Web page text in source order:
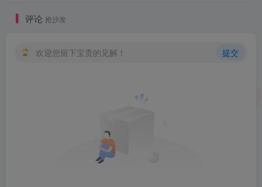
评论 抢沙发
欢迎您留下宝贵的见解！ 提交